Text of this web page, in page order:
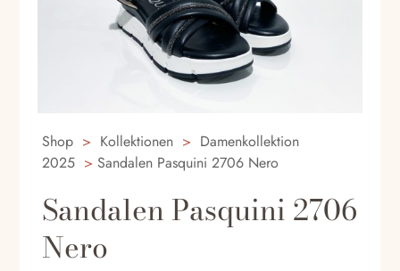
Shop > Kollektionen > Damenkollektion
2025 > Sandalen Pasquini 2706 Nero
Sandalen Pasquini 2706
Nero